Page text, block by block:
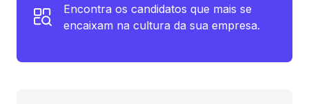
Encontra os candidatos que mais se
encaixam na cultura da sua empresa.